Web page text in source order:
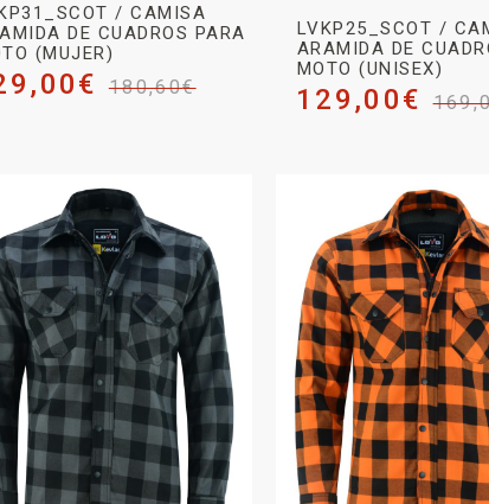
/ CAMISA
DE CUADROS PARA
(MUJER)
180,60€
€
LVKP25_SCOT /
ARAMIDA DE
MOTO (UNISEX)
129,00€